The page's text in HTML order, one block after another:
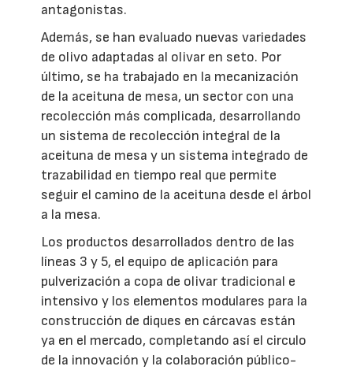
antagonistas.
Además, se han evaluado nuevas variedades
de olivo adaptadas al olivar en seto. Por
último, se ha trabajado en la mecanización
de la aceituna de mesa, un sector con una
recolección más complicada, desarrollando
un sistema de recolección integral de la
aceituna de mesa y un sistema integrado de
trazabilidad en tiempo real que permite
seguir el camino de la aceituna desde el árbol
a la mesa.
Los productos desarrollados dentro de las
líneas 3 y 5, el equipo de aplicación para
pulverización a copa de olivar tradicional e
intensivo y los elementos modulares para la
construcción de diques en cárcavas están
ya en el mercado, completando así el circulo
de la innovación y la colaboración público-